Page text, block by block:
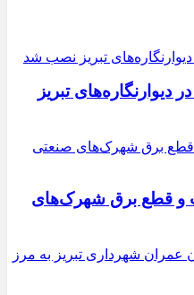
تبریز
و قطع برق شهرک‌های